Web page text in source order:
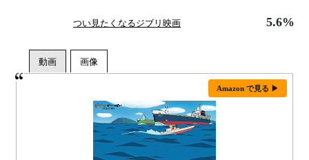
つい見たくなるジブリ映画 5.6%
Amazon で見る ▶